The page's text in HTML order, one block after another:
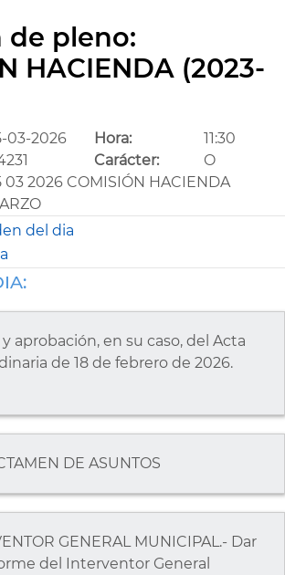
de pleno:
HACIENDA (2023-
03-2026 Hora:
11:30
Carácter:
O
03 2026 COMISIÓN HACIENDA
del dia
aprobación, en su caso, del Acta
de 18 de febrero de 2026.
DE ASUNTOS
GENERAL MUNICIPAL.- Dar
del Interventor General